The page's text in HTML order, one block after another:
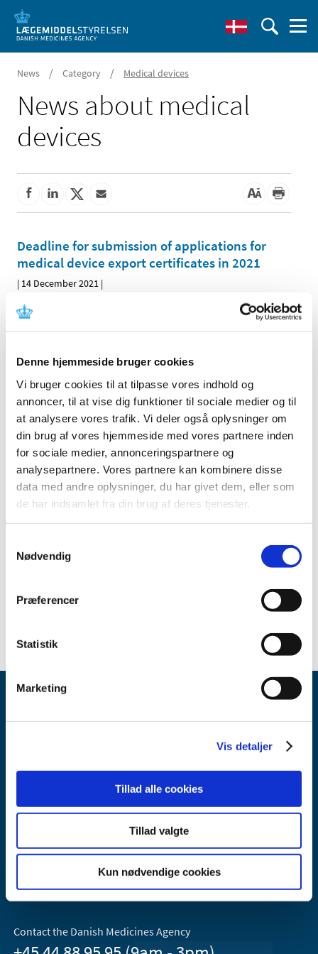
Denne hjemmeside bruger cookies
Vi bruger cookies til at tilpasse vores indhold og
annoncer, til at vise dig funktioner til sociale medier og til
at analysere vores trafik. Vi deler også oplysninger om
din brug af vores hjemmeside med vores partnere inden
for sociale medier, annonceringspartnere og
analysepartnere. Vores partnere kan kombinere disse
data med andre oplysninger, du har givet dem, eller som
de har indsamlet fra din brug af deres tjenester.
Nødvendig
Præferencer
Statistik
Marketing
Vis detaljer
Tillad alle cookies
Tillad valgte
Kun nødvendige cookies
News / Category / Medical devices
News about medical
devices
Deadline for submission of applications for
medical device export certificates in 2021
| 14 December 2021 |
The last day for submitting an application for a medical
device export certificate will be 15 December 2021. Any…
All items (19)
TIME
2024 (1)
2023 (1)
2022 (1)
2021 (1)
December (1)
2020 (3)
2016 (2)
Danish Medicines Agency
Axel Heides Gade 1
The Danish Medicines Agency is part of the
Ministry of Health and Ecclesiastical Affairs of Denmark.
Contact the Danish Medicines Agency